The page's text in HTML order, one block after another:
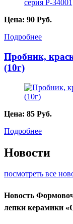
Цена: 90 Руб.
Подробнее
Пробник,
(10г)
Цена: 85 Руб.
Подробнее
Новости
посмотреть все
Новость
лепки керамики